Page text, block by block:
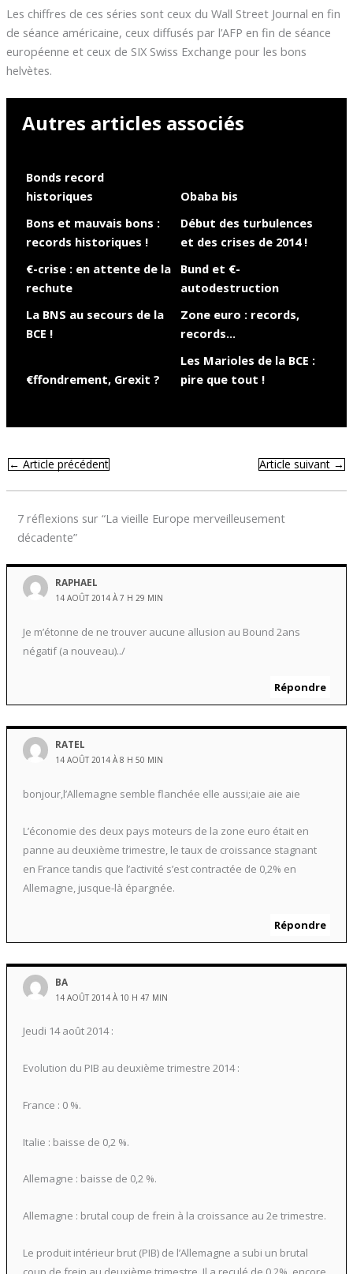
Les chiffres de ces séries sont ceux du Wall Street Journal en fin
de séance américaine, ceux diffusés par l’AFP en fin de séance
européenne et ceux de SIX Swiss Exchange pour les bons
helvètes.
Autres articles associés
Bonds record
historiques
Obaba bis
Bons et mauvais bons :
records historiques !
Début des turbulences
et des crises de 2014 !
€-crise : en attente de la
rechute
Bund et €-
autodestruction
La BNS au secours de la
BCE !
Zone euro : records,
records…
€ffondrement, Grexit ?
Les Marioles de la BCE :
pire que tout !
← Article précédent Article suivant →
7 réflexions sur “La vieille Europe merveilleusement
décadente”
RAPHAEL
14 AOÛT 2014 À 7 H 29 MIN
Je m’étonne de ne trouver aucune allusion au Bound 2ans
négatif (a nouveau)../
Répondre
RATEL
14 AOÛT 2014 À 8 H 50 MIN
bonjour,l’Allemagne semble flanchée elle aussi;aie aie aie
L’économie des deux pays moteurs de la zone euro était en
panne au deuxième trimestre, le taux de croissance stagnant
en France tandis que l’activité s’est contractée de 0,2% en
Allemagne, jusque-là épargnée.
Répondre
BA
14 AOÛT 2014 À 10 H 47 MIN
Jeudi 14 août 2014 :
Evolution du PIB au deuxième trimestre 2014 :
France : 0 %.
Italie : baisse de 0,2 %.
Allemagne : baisse de 0,2 %.
Allemagne : brutal coup de frein à la croissance au 2e trimestre.
Le produit intérieur brut (PIB) de l’Allemagne a subi un brutal